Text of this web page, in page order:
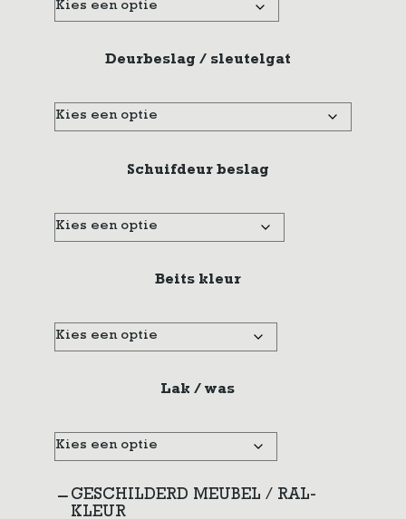
Deurbeslag / sleutelgat
Schuifdeur beslag
Beits kleur
Lak / was
GESCHILDERD MEUBEL / RAL-
KLEUR